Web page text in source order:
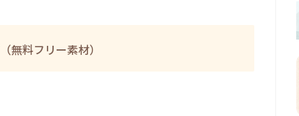
（無料フリー素材）